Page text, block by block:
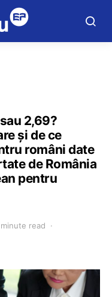
2,69?
și de ce
români date
de România
pentru
read